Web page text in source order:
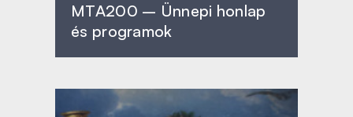
MTA200 – Ünnepi honlap
és programok